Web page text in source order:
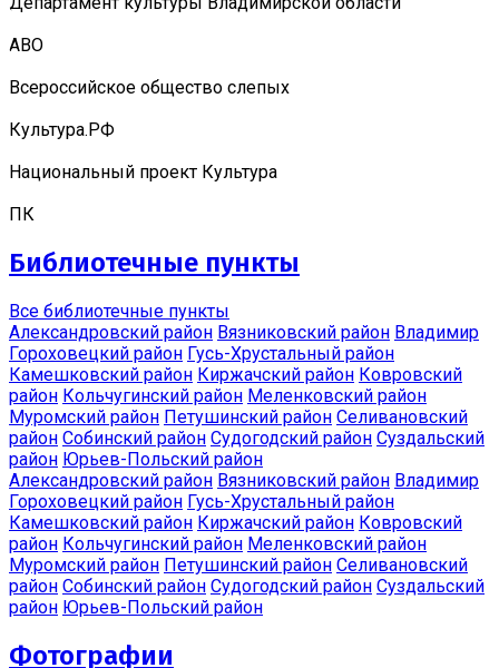
АВО
Всероссийское общество слепых
Культура.РФ
Национальный проект Культура
ПК
Библиотечные пункты
Все библиотечные пункты
Александровский район Вязниковский район Владимир
Гороховецкий район Гусь-Хрустальный район
Камешковский район Киржачский район Ковровский
район Кольчугинский район Меленковский район
Муромский район Петушинский район Селивановский
район Собинский район Судогодский район Суздальский
район Юрьев-Польский район
Александровский район Вязниковский район Владимир
Гороховецкий район Гусь-Хрустальный район
Камешковский район Киржачский район Ковровский
район Кольчугинский район Меленковский район
Муромский район Петушинский район Селивановский
район Собинский район Судогодский район Суздальский
район Юрьев-Польский район
Фотографии